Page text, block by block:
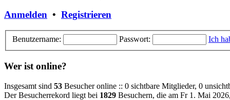
Anmelden • Registrieren
Benutzername: Passwort: Ich
Wer ist online?
Insgesamt sind 53 Besucher online :: 0 sichtbare Mitglieder, 0
Der Besucherrekord liegt bei 1829 Besuchern, die am Fr 1. Mai